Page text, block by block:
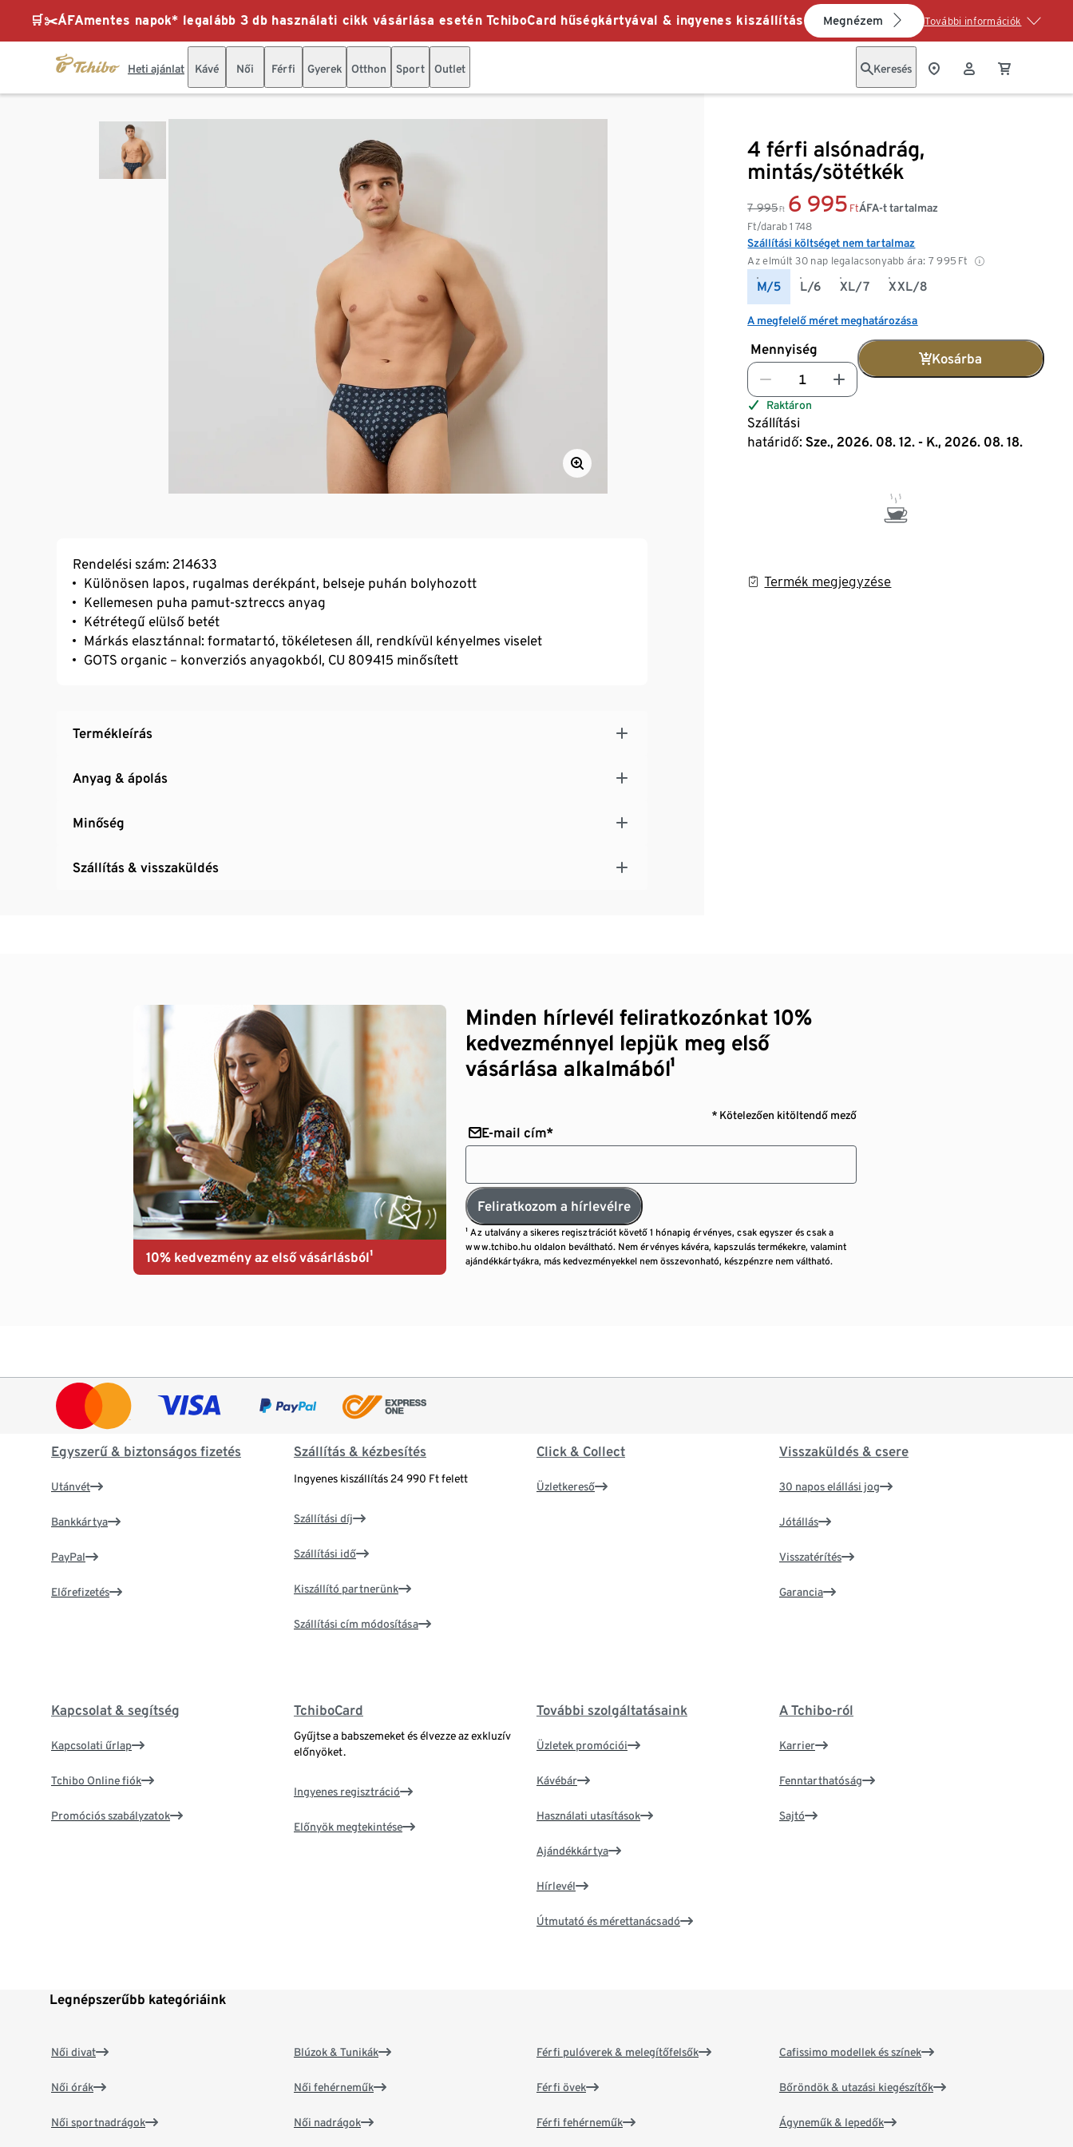
🛒✂️ÁFAmentes napok* legalább 3 db használati cikk vásárlása esetén TchiboCard hűségkártyával & ingyenes kiszállítás Megnézem További információk
Heti ajánlat Kávé Női Férfi Gyerek Otthon Sport Outlet Keresés
4 férfi alsónadrág,
mintás/sötétkék
7 995 Ft 6 995 Ft
Ft/darab1 748
Az elmúlt 30 nap legalacsonyabb ára: 7 995 Ft
ÁFA-t tartalmaz
Szállítási költséget nem tartalmaz
M/5 L/6 XL/7 XXL/8
A megfelelő méret meghatározása
Mennyiség
Kosárba
Raktáron
Szállítási
határidő: Sze., 2026. 08. 12. - K., 2026. 08. 18.
Termék megjegyzése
Rendelési szám: 214633
Különösen lapos, rugalmas derékpánt, belseje puhán bolyhozott
Kellemesen puha pamut-sztreccs anyag
Kétrétegű elülső betét
Márkás elasztánnal: formatartó, tökéletesen áll, rendkívül kényelmes viselet
GOTS organic – konverziós anyagokból, CU 809415 minősített
Termékleírás
Anyag & ápolás
Minőség
Szállítás & visszaküldés
10% kedvezmény az első vásárlásból¹
Minden hírlevél feliratkozónkat 10%
kedvezménnyel lepjük meg első
vásárlása alkalmából¹
* Kötelezően kitöltendő mező
E-mail cím*
Feliratkozom a hírlevélre
¹ Az utalvány a sikeres regisztrációt követő 1 hónapig érvényes, csak egyszer és csak a
www.tchibo.hu oldalon beváltható. Nem érvényes kávéra, kapszulás termékekre, valamint
ajándékkártyákra, más kedvezményekkel nem összevonható, készpénzre nem váltható.
Egyszerű & biztonságos fizetés
Utánvét
Bankkártya
PayPal
Előrefizetés
Szállítás & kézbesítés
Ingyenes kiszállítás 24 990 Ft felett
Szállítási díj
Szállítási idő
Kiszállító partnerünk
Szállítási cím módosítása
Click & Collect
Üzletkereső
Visszaküldés & csere
30 napos elállási jog
Jótállás
Visszatérítés
Garancia
Kapcsolat & segítség
Kapcsolati űrlap
Tchibo Online fiók
Promóciós szabályzatok
TchiboCard
Gyűjtse a babszemeket és élvezze az exkluzív
előnyöket.
Ingyenes regisztráció
Előnyök megtekintése
További szolgáltatásaink
Üzletek promóciói
Kávébár
Használati utasítások
Ajándékkártya
Hírlevél
Útmutató és mérettanácsadó
A Tchibo-ról
Karrier
Fenntarthatóság
Sajtó
Legnépszerűbb kategóriáink
Női divat
Női órák
Női sportnadrágok
Blúzok & Tunikák
Női fehérneműk
Női nadrágok
Férfi pulóverek & melegítőfelsők
Férfi övek
Férfi fehérneműk
Cafissimo modellek és színek
Bőröndök & utazási kiegészítők
Ágyneműk & lepedők